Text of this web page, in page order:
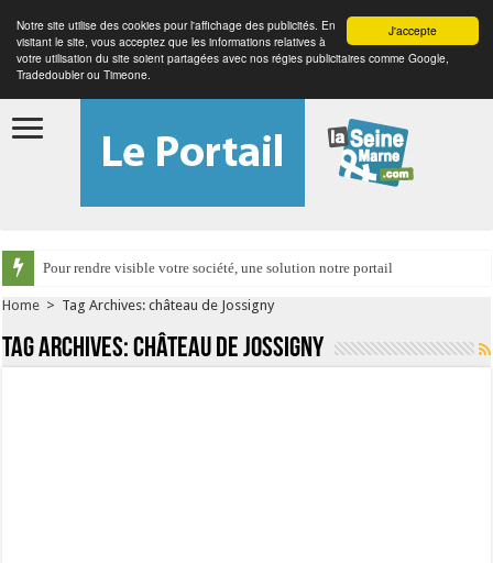
J'accepte
Notre site utilise des cookies pour l'affichage des publicités. En
visitant le site, vous acceptez que les informations relatives à
votre utilisation du site soient partagées avec nos régies publicitaires comme Google,
Tradedoubler ou Timeone.
Pour rendre visible votre société, une solution notre portail
Home > Tag Archives: château de Jossigny
Tag Archives:château de Jossigny